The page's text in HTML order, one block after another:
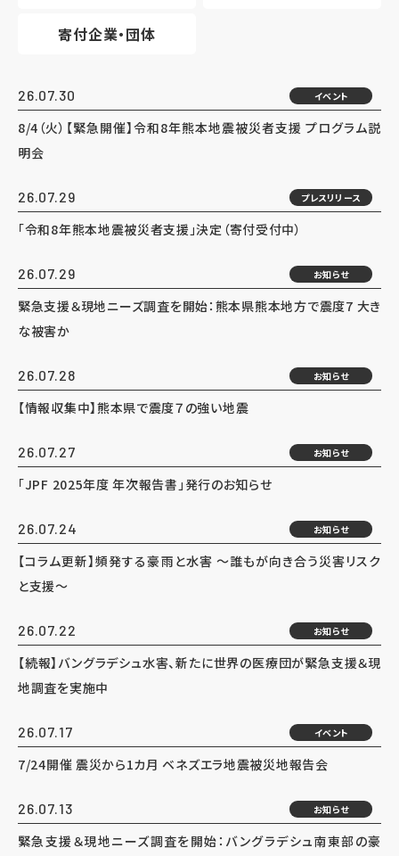
寄付企業・団体
26.07.30 イベント
8/4（火）【緊急開催】令和8年熊本地震被災者支援 プログラム説
明会
26.07.29 プレスリリース
「令和8年熊本地震被災者支援」決定（寄付受付中）
26.07.29 お知らせ
緊急支援＆現地ニーズ調査を開始：熊本県熊本地方で震度7 大き
な被害か
26.07.28 お知らせ
【情報収集中】熊本県で震度７の強い地震
26.07.27 お知らせ
「JPF 2025年度 年次報告書」発行のお知らせ
26.07.24 お知らせ
【コラム更新】頻発する豪雨と水害 ～誰もが向き合う災害リスク
と支援～
26.07.22 お知らせ
【続報】バングラデシュ水害、新たに世界の医療団が緊急支援＆現
地調査を実施中
26.07.17 イベント
7/24開催 震災から1カ月 ベネズエラ地震被災地報告会
26.07.13 お知らせ
緊急支援＆現地ニーズ調査を開始：バングラデシュ南東部の豪